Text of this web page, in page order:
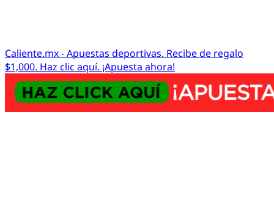
Caliente.mx - Apuestas deportivas. Recibe de regalo
$1,000. Haz clic aquí. ¡Apuesta ahora!